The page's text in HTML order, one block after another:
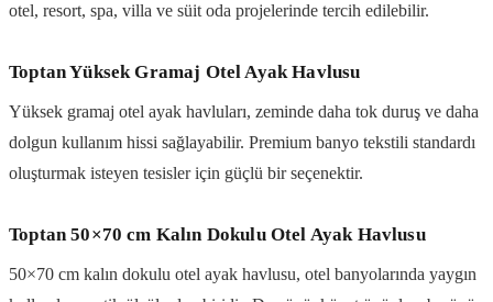
otel, resort, spa, villa ve süit oda projelerinde tercih edilebilir.
Toptan Yüksek Gramaj Otel Ayak Havlusu
Yüksek gramaj otel ayak havluları, zeminde daha tok duruş ve daha
dolgun kullanım hissi sağlayabilir. Premium banyo tekstili standardı
oluşturmak isteyen tesisler için güçlü bir seçenektir.
Toptan 50×70 cm Kalın Dokulu Otel Ayak Havlusu
50×70 cm kalın dokulu otel ayak havlusu, otel banyolarında yaygın